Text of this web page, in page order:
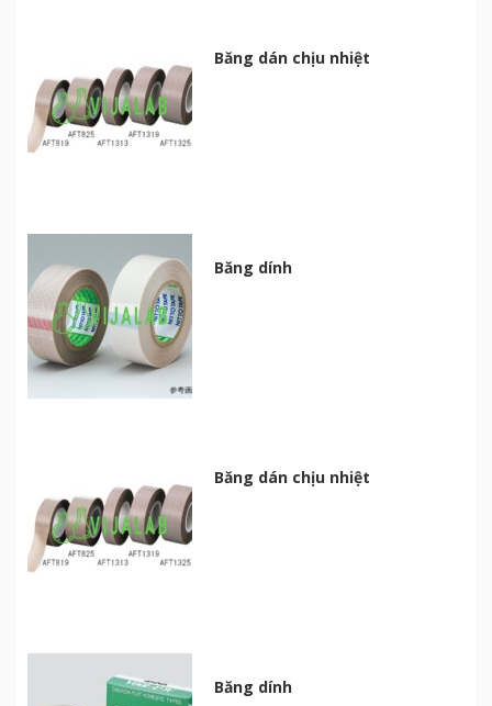
Băng dán chịu nhiệt
Băng dính
Băng dán chịu nhiệt
Băng dính